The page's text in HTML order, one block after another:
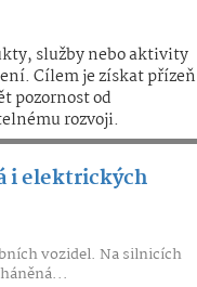
služby nebo aktivity
Cílem je získat přízeň
pozornost od
rozvoji.
i elektrických
vozidel. Na silnicích